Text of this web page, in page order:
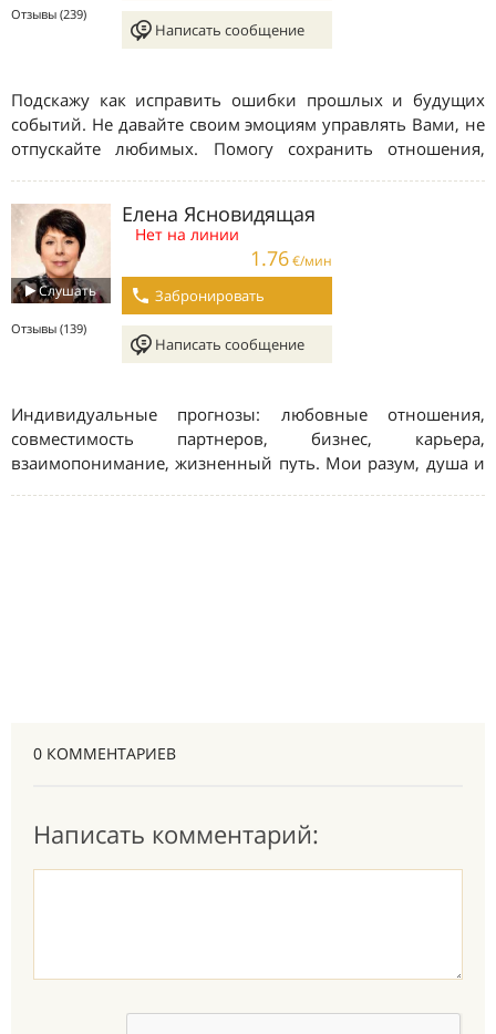
0 КОММЕНТАРИЕВ
Написать комментарий: